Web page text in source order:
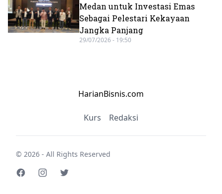
Medan untuk Investasi Emas
Sebagai Pelestari Kekayaan
Jangka Panjang
29/07/2026 - 19:50
HarianBisnis.com
Kurs Redaksi
© 2026 - All Rights Reserved